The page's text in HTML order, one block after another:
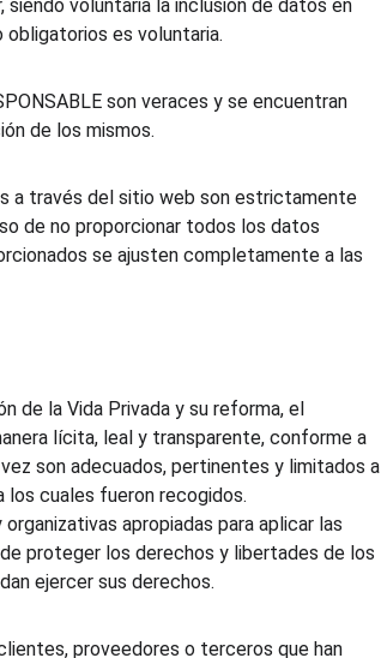
voluntaria la inclusión de datos en
es voluntaria.
son veraces y se encuentran
de los mismos.
a través del sitio web son estrictamente
de no proporcionar todos los datos
se ajusten completamente a las
de la Vida Privada y su reforma, el
lícita, leal y transparente, conforme a
son adecuados, pertinentes y limitados a
cuales fueron recogidos.
apropiadas para aplicar las
proteger los derechos y libertades de los
ejercer sus derechos.
proveedores o terceros que han